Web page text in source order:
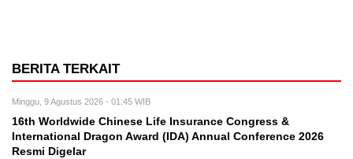
BERITA TERKAIT
Minggu, 9 Agustus 2026 - 01:45 WIB
16th Worldwide Chinese Life Insurance Congress &
International Dragon Award (IDA) Annual Conference 2026
Resmi Digelar